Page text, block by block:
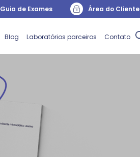
Guia de Exames Área do Cliente
Blog Laboratórios parceiros Contato